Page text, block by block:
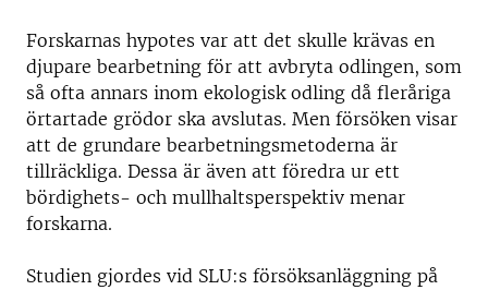
Forskarnas hypotes var att det skulle krävas en
djupare bearbetning för att avbryta odlingen, som
så ofta annars inom ekologisk odling då fleråriga
örtartade grödor ska avslutas. Men försöken visar
att de grundare bearbetningsmetoderna är
tillräckliga. Dessa är även att föredra ur ett
bördighets- och mullhaltsperspektiv menar
forskarna.
Studien gjordes vid SLU:s försöksanläggning på